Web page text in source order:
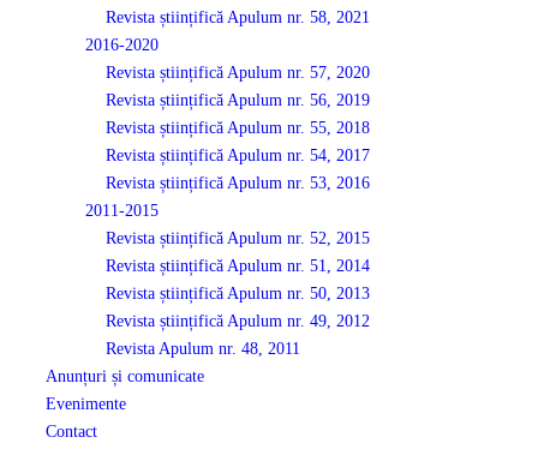
Revista științifică Apulum nr. 58, 2021
2016-2020
Revista științifică Apulum nr. 57, 2020
Revista științifică Apulum nr. 56, 2019
Revista științifică Apulum nr. 55, 2018
Revista științifică Apulum nr. 54, 2017
Revista științifică Apulum nr. 53, 2016
2011-2015
Revista științifică Apulum nr. 52, 2015
Revista științifică Apulum nr. 51, 2014
Revista științifică Apulum nr. 50, 2013
Revista științifică Apulum nr. 49, 2012
Revista Apulum nr. 48, 2011
Anunțuri și comunicate
Evenimente
Contact